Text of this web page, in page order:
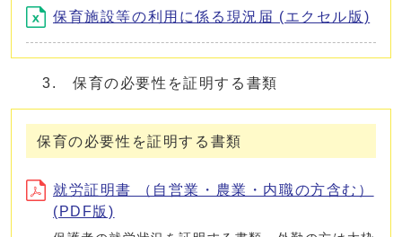
保育施設等の利用に係る現況届 (エクセル版)
3. 保育の必要性を証明する書類
保育の必要性を証明する書類
就労証明書 （自営業・農業・内職の方含む）
(PDF版)